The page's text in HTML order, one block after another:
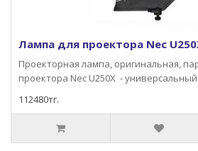
Лампа для проектора Nec
Проекторная лампа, оригинальная,
проектора Nec U250X -
112480тг.